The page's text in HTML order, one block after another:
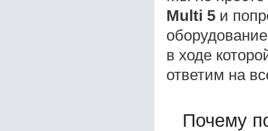
Multi 5 и
в ходе
ответим на
Почему